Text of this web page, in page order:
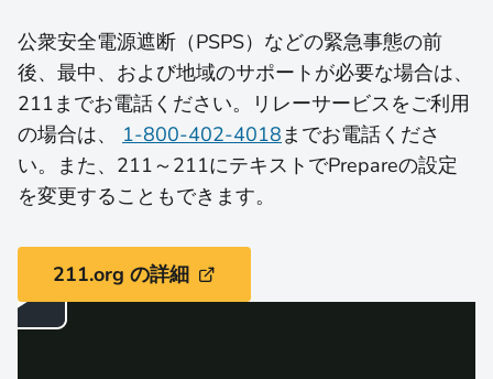
公衆安全電源遮断（PSPS）などの緊急事態の前
後、最中、および地域のサポートが必要な場合は、
211までお電話ください。リレーサービスをご利用
の場合は、 1-800-402-4018までお電話くださ
い。また、211～211にテキストでPrepareの設定
を変更することもできます。
211.org の詳細